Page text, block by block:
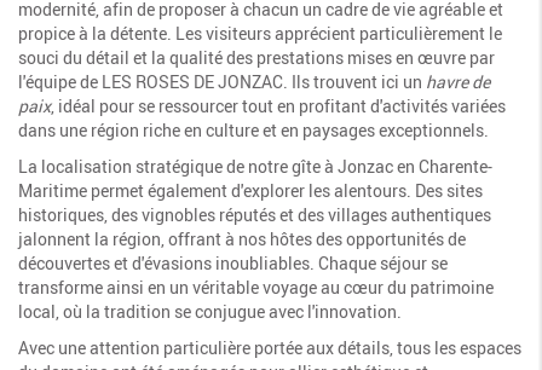
modernité, afin de proposer à chacun un cadre de vie agréable et
propice à la détente. Les visiteurs apprécient particulièrement le
souci du détail et la qualité des prestations mises en œuvre par
l'équipe de LES ROSES DE JONZAC. Ils trouvent ici un havre de
paix, idéal pour se ressourcer tout en profitant d'activités variées
dans une région riche en culture et en paysages exceptionnels.
La localisation stratégique de notre gîte à Jonzac en Charente-
Maritime permet également d'explorer les alentours. Des sites
historiques, des vignobles réputés et des villages authentiques
jalonnent la région, offrant à nos hôtes des opportunités de
découvertes et d'évasions inoubliables. Chaque séjour se
transforme ainsi en un véritable voyage au cœur du patrimoine
local, où la tradition se conjugue avec l'innovation.
Avec une attention particulière portée aux détails, tous les espaces